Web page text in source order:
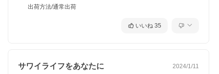
出荷方法/通常出荷
いいね 35
サワイライフをあなたに 2024/1/11